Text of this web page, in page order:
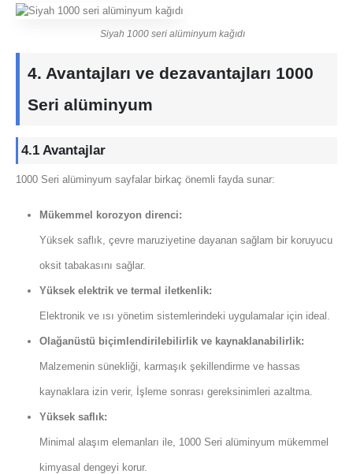
Siyah 1000 seri alüminyum kağıdı
4. Avantajları ve dezavantajları 1000
Seri alüminyum
4.1 Avantajlar
1000 Seri alüminyum sayfalar birkaç önemli fayda sunar:
Mükemmel korozyon direnci:
Yüksek saflık, çevre maruziyetine dayanan sağlam bir koruyucu
oksit tabakasını sağlar.
Yüksek elektrik ve termal iletkenlik:
Elektronik ve ısı yönetim sistemlerindeki uygulamalar için ideal.
Olağanüstü biçimlendirilebilirlik ve kaynaklanabilirlik:
Malzemenin sünekliği, karmaşık şekillendirme ve hassas
kaynaklara izin verir, İşleme sonrası gereksinimleri azaltma.
Yüksek saflık:
Minimal alaşım elemanları ile, 1000 Seri alüminyum mükemmel
kimyasal dengeyi korur.